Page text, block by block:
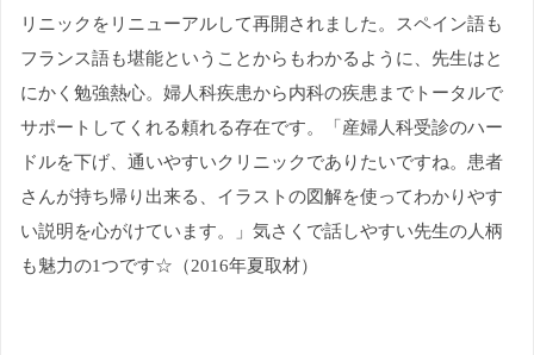
リニックをリニューアルして再開されました。スペイン語も
フランス語も堪能ということからもわかるように、先生はと
にかく勉強熱心。婦人科疾患から内科の疾患までトータルで
サポートしてくれる頼れる存在です。「産婦人科受診のハー
ドルを下げ、通いやすいクリニックでありたいですね。患者
さんが持ち帰り出来る、イラストの図解を使ってわかりやす
い説明を心がけています。」気さくで話しやすい先生の人柄
も魅力の1つです☆（2016年夏取材）